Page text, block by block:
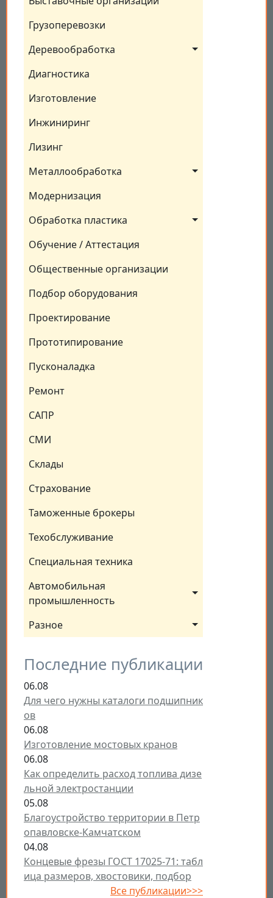
Грузоперевозки
Деревообработка
Диагностика
Изготовление
Инжиниринг
Лизинг
Металлообработка
Модернизация
Обработка пластика
Обучение / Аттестация
Общественные организации
Подбор оборудования
Проектирование
Прототипирование
Пусконаладка
Ремонт
САПР
СМИ
Склады
Страхование
Таможенные брокеры
Техобслуживание
Специальная техника
Автомобильная
промышленность
Разное
Последние публикации
06.08
Для чего нужны каталоги подшипник
ов
06.08
Изготовление мостовых кранов
06.08
Как определить расход топлива дизе
льной электростанции
05.08
Благоустройство территории в Петр
опавловске-Камчатском
04.08
Концевые фрезы ГОСТ 17025-71: табл
ица размеров, хвостовики, подбор
Все публикации>>>